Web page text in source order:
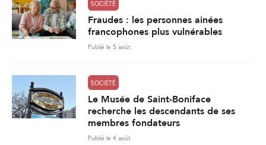
SOCIÉTÉ
Fraudes : les personnes ainées
francophones plus vulnérables
Publié le 5 août
SOCIÉTÉ
Le Musée de Saint-Boniface
recherche les descendants de ses
membres fondateurs
Publié le 4 août